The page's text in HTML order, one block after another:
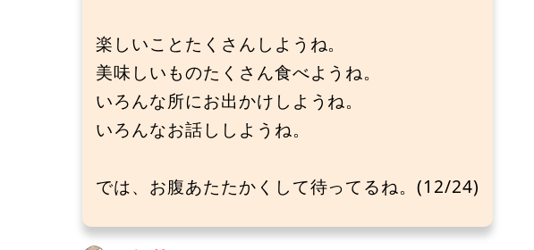
楽しいことたくさんしようね。
美味しいものたくさん食べようね。
いろんな所にお出かけしようね。
いろんなお話ししようね。
では、お腹あたたかくして待ってるね。(12/24)